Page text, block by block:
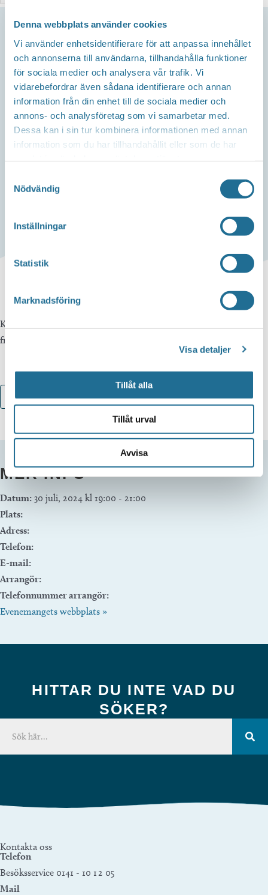
Denna webbplats använder cookies
Vi använder enhetsidentifierare för att anpassa innehållet
och annonserna till användarna, tillhandahålla funktioner
för sociala medier och analysera vår trafik. Vi
vidarebefordrar även sådana identifierare och annan
information från din enhet till de sociala medier och
annons- och analysföretag som vi samarbetar med.
Dessa kan i sin tur kombinera informationen med annan
information som du har tillhandahållit eller som de har
Nödvändig
Inställningar
Statistik
Marknadsföring
Visa detaljer
Tillåt alla
Tillåt urval
Avvisa
Hem /Evenemang Elitspeedway Vargarna vs Piraterna
ELITSPEEDWAY
VARGARNA VS
PIRATERNA
30 juli, 2024 kl 19:00 21:00
Kom och se speedway i världsklass på Skrot-Anders Area. Heja
fram våra världsförare med bl.a. Marcel Janovski i spetsen.
Lägg till i kalender
MER INFO
Datum: 30 juli, 2024 kl 19:00 - 21:00
Plats:
Adress:
Telefon:
E-mail:
Arrangör:
Telefonnummer arrangör:
Evenemangets webbplats »
HITTAR DU INTE VAD DU
SÖKER?
Kontakta oss
Telefon
Besöksservice 0141 - 10 1 2 05
Mail